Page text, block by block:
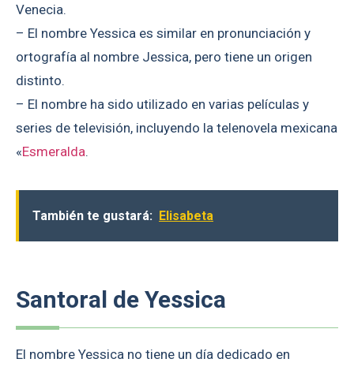
Venecia.
– El nombre Yessica es similar en pronunciación y
ortografía al nombre Jessica, pero tiene un origen
distinto.
– El nombre ha sido utilizado en varias películas y
series de televisión, incluyendo la telenovela mexicana
«Esmeralda.
También te gustará: Elisabeta
Santoral de Yessica
El nombre Yessica no tiene un día dedicado en